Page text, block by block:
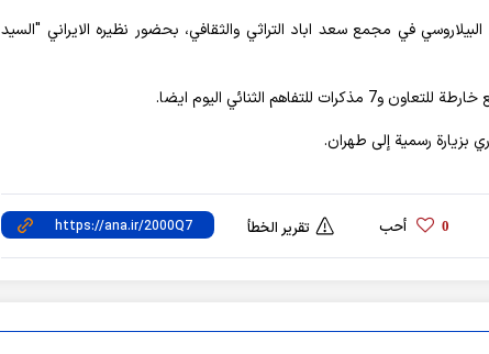
في مجمع سعد اباد التراثي والثقافي، بحضور نظيره الايراني "السيد
الثنائي اليوم ايضا.
0 أحب تقرير الخطأ